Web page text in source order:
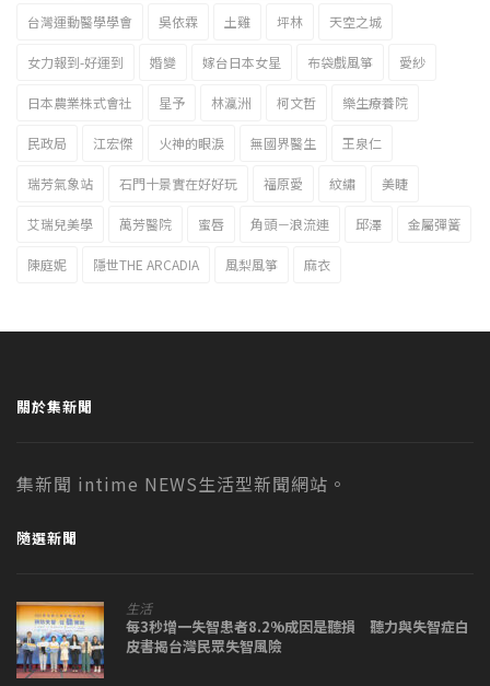
台灣運動醫學學會 吳依霖 土雞 坪林 天空之城
女力報到-好運到 婚變 嫁台日本女星 布袋戲風箏 愛紗
日本農業株式會社 星予 林瀛洲 柯文哲 樂生療養院
民政局 江宏傑 火神的眼淚 無國界醫生 王泉仁
瑞芳氣象站 石門十景實在好好玩 福原愛 紋繡 美睫
艾瑞兒美學 萬芳醫院 蜜唇 角頭－浪流連 邱澤 金屬彈簧
陳庭妮 隱世THE ARCADIA 風梨風箏 麻衣
關於集新聞
集新聞 intime NEWS生活型新聞網站。
隨選新聞
生活
每3秒增一失智患者8.2%成因是聽損 聽力與失智症白
皮書揭台灣民眾失智風險